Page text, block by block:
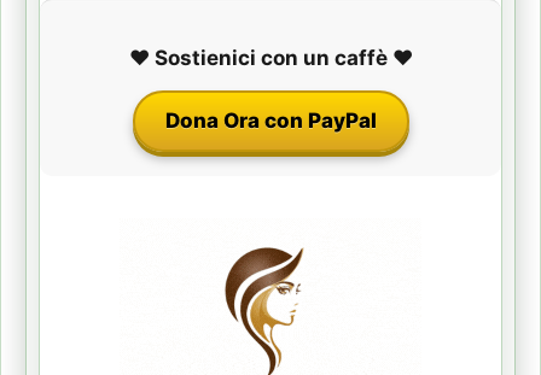
❤️ Sostienici con un caffè ❤️
Dona Ora con PayPal